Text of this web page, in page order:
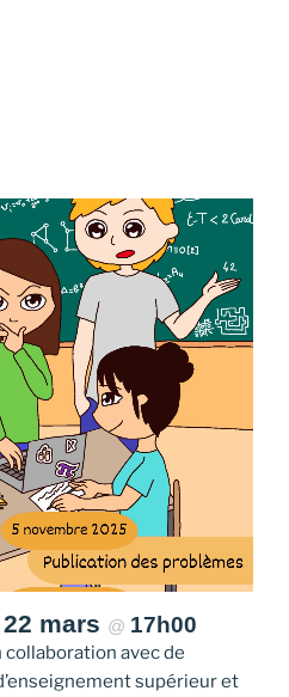
22 mars @ 17h00
collaboration avec de
supérieur et